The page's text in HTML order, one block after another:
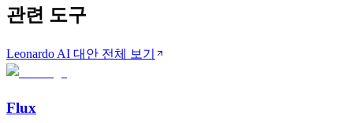
관련 도구
Leonardo AI 대안 전체 보기
Flux